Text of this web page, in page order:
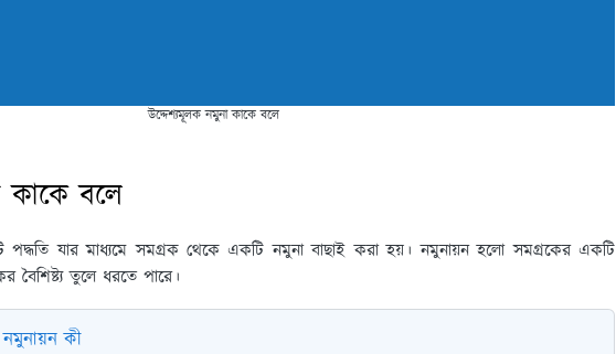
উদ্দেশ্যমূলক নমুনা কাকে বলে
কাকে বলে
যার মাধ্যমে সমগ্রক থেকে একটি নমুনা বাছাই করা হয়। নমুনায়ন হলো সমগ্রকের একটি
বৈশিষ্ট্য তুলে ধরতে পারে।
নমুনায়ন কী